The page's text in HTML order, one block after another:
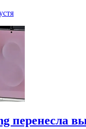
перенесла